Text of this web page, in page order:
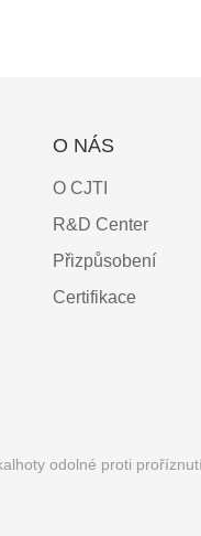
O NÁS
O CJTI
R&D Center
Přizpůsobení
Certifikace
odolné proti